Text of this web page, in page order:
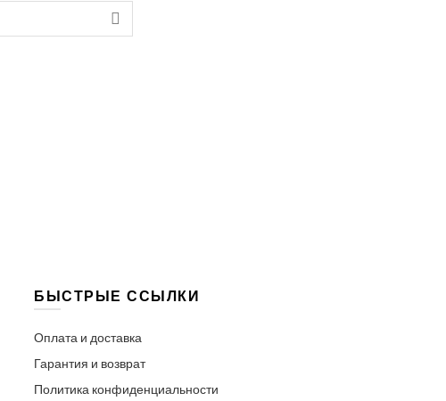
БЫСТРЫЕ ССЫЛКИ
Оплата и доставка
Гарантия и возврат
Политика конфиденциальности